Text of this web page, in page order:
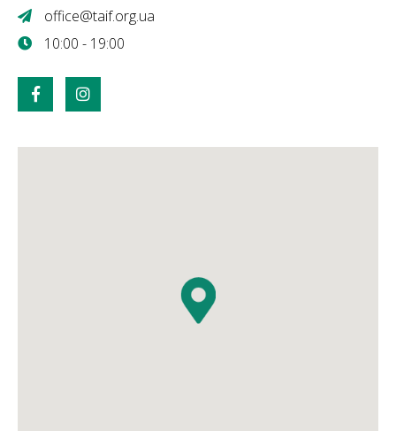
office@taif.org.ua
10:00 - 19:00